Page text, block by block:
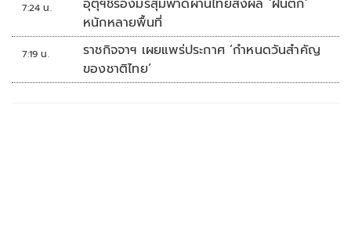
7:24 น.
หนักหลายพื้นที่
7:19 น.
ราชกิจจาฯ เผยแพร่ประกาศ ‘กำหนดวันสำคัญ
ของชาติไทย’